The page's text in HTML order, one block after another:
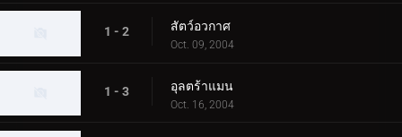
1 - 2 สัตว์อวกาศ
Oct. 09, 2004
1 - 3 อุลตร้าแมน
Oct. 16, 2004